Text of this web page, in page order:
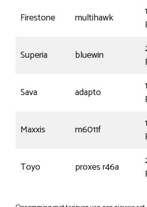
Firestone multihawk
Superia bluewin
Sava adapto
Maxxis m6011f
Toyo proxes r46a